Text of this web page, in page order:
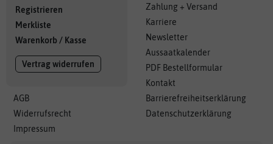
Registrieren
Merkliste
Warenkorb / Kasse
Vertrag widerrufen
AGB
Widerrufsrecht
Impressum
Zahlung + Versand
Karriere
Newsletter
Aussaatkalender
PDF Bestellformular
Kontakt
Barrierefreiheitserklärung
Datenschutzerklärung